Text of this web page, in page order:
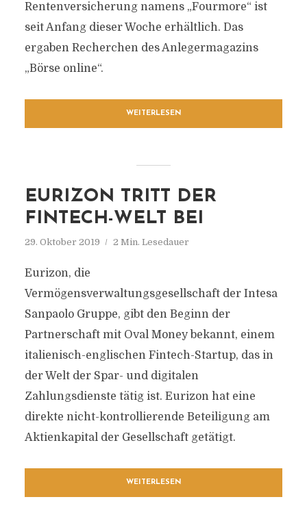
Rentenversicherung namens „Fourmore“ ist
seit Anfang dieser Woche erhältlich. Das
ergaben Recherchen des Anlegermagazins
„Börse online“.
WEITERLESEN
EURIZON TRITT DER
FINTECH-WELT BEI
29. Oktober 2019 2 Min. Lesedauer
Eurizon, die
Vermögensverwaltungsgesellschaft der Intesa
Sanpaolo Gruppe, gibt den Beginn der
Partnerschaft mit Oval Money bekannt, einem
italienisch-englischen Fintech-Startup, das in
der Welt der Spar- und digitalen
Zahlungsdienste tätig ist. Eurizon hat eine
direkte nicht-kontrollierende Beteiligung am
Aktienkapital der Gesellschaft getätigt.
WEITERLESEN